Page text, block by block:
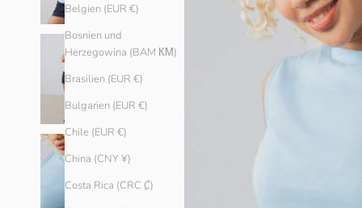
Belgien (EUR €)
Bosnien und
Herzegowina (BAM КМ)
Brasilien (EUR €)
Bulgarien (EUR €)
Chile (EUR €)
China (CNY ¥)
Costa Rica (CRC ₡)